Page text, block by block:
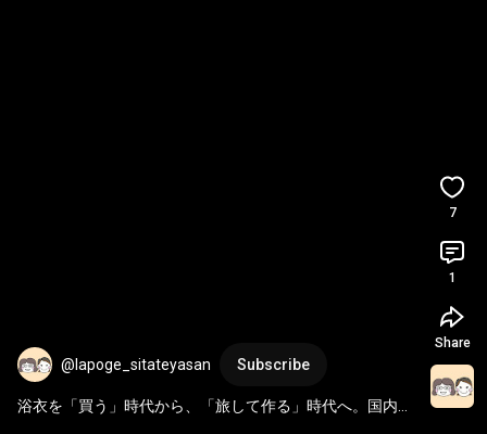
@lapoge_sitateyasan Subscribe
浴衣を「買う」時代から、「旅して作る」時代へ。国内で
7
1
Share